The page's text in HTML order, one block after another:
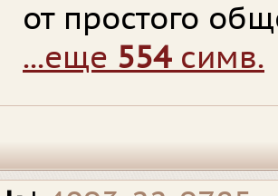
от простого
...еще 554симв.